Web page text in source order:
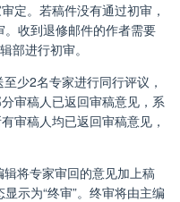
定。若稿件没有通过初审，
收到退修邮件的作者需要
部进行初审。
至少2名专家进行同行评议，
审稿人已返回审稿意见，系
有审稿人均已返回审稿意见，
将专家审回的意见加上稿
示为“终审”。终审将由主编